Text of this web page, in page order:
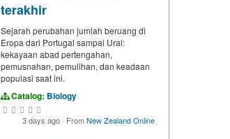
terakhir
Sejarah perubahan jumlah beruang di
Eropa dari Portugal sampai Ural:
kekayaan abad pertengahan,
pemusnahan, pemulihan, dan keadaan
populasi saat ini.
Catalog: Biology
3 days ago · FromNew Zealand Online